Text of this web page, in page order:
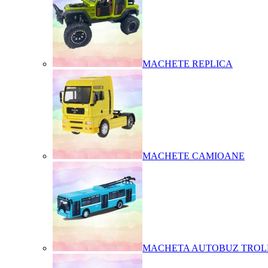
MACHETE REPLICA
MACHETE CAMIOANE
MACHETA AUTOBUZ